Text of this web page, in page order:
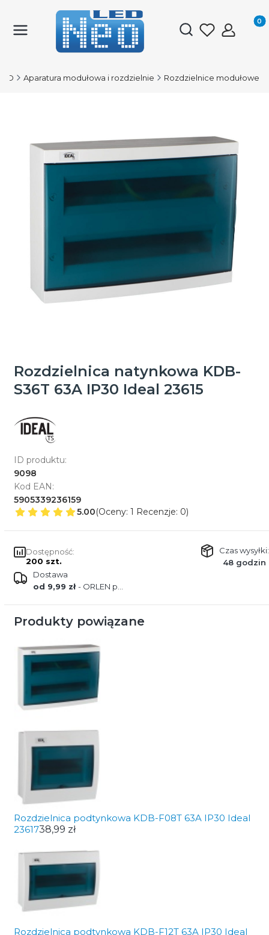
Otwórz
Aparatura modułowa i rozdzielnie Rozdzielnice modułowe
Rozdzielnica natynkowa KDB-
S36T 63A IP30 Ideal 23615
ID produktu:
9098
Kod EAN:
5905339236159
5.00(Oceny: 1 Recenzje: 0)
Dostępność:
200 szt.
Czas wysyłki:
48 godzin
Dostawa
od 9,99 zł- ORLEN paczka
Produkty powiązane
Rozdzielnica podtynkowa KDB-F08T 63A IP30 Ideal
2361738,99 zł
Rozdzielnica podtynkowa KDB-F12T 63A IP30 Ideal